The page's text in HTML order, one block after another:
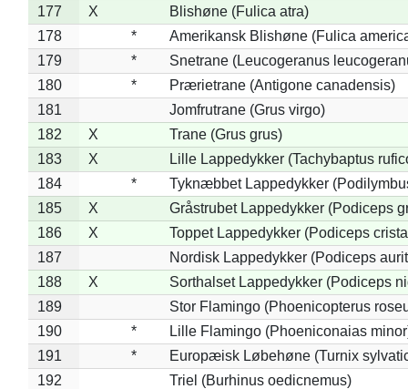
177
X
Blishøne (Fulica atra)
178
*
Amerikansk Blishøne (Fulica
179
*
Snetrane (Leucogeranus
180
*
Prærietrane (Antigone canadensis)
181
Jomfrutrane (Grus virgo)
182
X
Trane (Grus grus)
183
X
Lille Lappedykker (Tachybaptus
184
*
Tyknæbbet Lappedykker
185
X
Gråstrubet Lappedykker (Podiceps
186
X
Toppet Lappedykker (Podiceps
187
Nordisk Lappedykker (Podiceps
188
X
Sorthalset Lappedykker (Podiceps
189
Stor Flamingo (Phoenicopterus
190
*
Lille Flamingo (Phoeniconaias
191
*
Europæisk Løbehøne (Turnix
192
Triel (Burhinus oedicnemus)